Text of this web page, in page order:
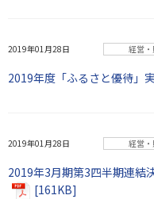
2019年01月28日 経営
2019年度「ふるさと優待」
2019年01月28日 経営
2019年3月期第3四半期連結
[161KB]